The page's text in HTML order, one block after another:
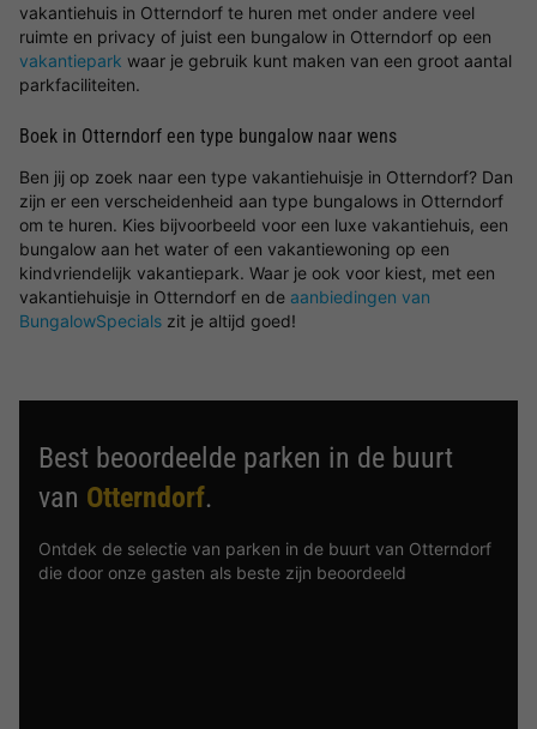
vakantiehuis in Otterndorf te huren met onder andere veel
ruimte en privacy of juist een bungalow in Otterndorf op een
vakantiepark waar je gebruik kunt maken van een groot aantal
parkfaciliteiten.
Boek in Otterndorf een type bungalow naar wens
Ben jij op zoek naar een type vakantiehuisje in Otterndorf? Dan
zijn er een verscheidenheid aan type bungalows in Otterndorf
om te huren. Kies bijvoorbeeld voor een luxe vakantiehuis, een
bungalow aan het water of een vakantiewoning op een
kindvriendelijk vakantiepark. Waar je ook voor kiest, met een
vakantiehuisje in Otterndorf en de aanbiedingen van
BungalowSpecials zit je altijd goed!
Best beoordeelde parken in de buurt
van Otterndorf.
Ontdek de selectie van parken in de buurt van Otterndorf
die door onze gasten als beste zijn beoordeeld